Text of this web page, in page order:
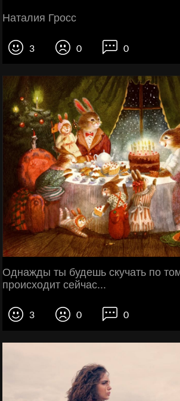
Наталия Гросс
3 0 0
Однажды ты будешь скучать по
происходит сейчас...
3 0 0